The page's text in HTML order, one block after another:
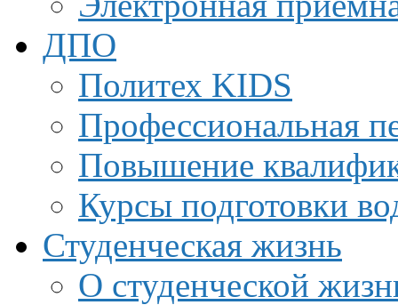
ДПО
Политех KIDS
Профессиональная
Повышение
Курсы подготовки
Студенческая жизнь
О студенческой